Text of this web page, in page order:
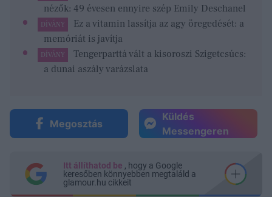
nézők: 49 évesen ennyire szép Emily Deschanel
DÍVÁNY
Ez a vitamin lassítja az agy öregedését: a
memóriát is javítja
DÍVÁNY
Tengerparttá vált a kisoroszi Szigetcsúcs:
a dunai aszály varázslata
Megosztás
Küldés
Messengeren
Itt állíthatod be , hogy a Google
keresőben könnyebben megtaláld a
glamour.hu cikkeit